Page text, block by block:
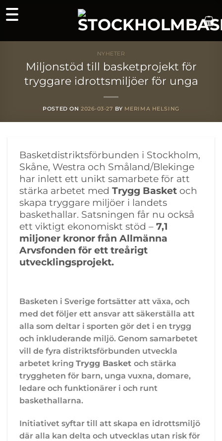
Skip
to
NYHETER
Miljonstöd till basketprojekt för
tryggare idrottsmiljöer för unga
POSTED ON 2026-03-27 BY MERIMA HELSING
Basketdistriktsförbunden i Stockholm,
Skåne, Westra och Småland/Blekinge
har inlett ett unikt samarbete för att
stärka arbetet med Trygg Basket och
skapa tryggare miljöer i landets
baskethallar. Satsningen får nu också
ett viktigt ekonomiskt stöd – 7,1
miljoner kronor från Allmänna
Arvsfonden för ett treårigt
utvecklingsprojekt.
Basketen i Sverige fortsätter att växa, och
med det följer ett ansvar att säkerställa att
alla som deltar i sporten gör det i en trygg
och inkluderande miljö. Genom samarbetet
vill de fyra distriktsförbunden utveckla
arbetet kring Trygg Basket och stärka
tryggheten för barn, unga vuxna, domare,
ledare och funktionärer i och runt
baskethallarna.
Initiativet syftar till att skapa en idrottsmiljö
där alla kan delta och utvecklas utan risk för